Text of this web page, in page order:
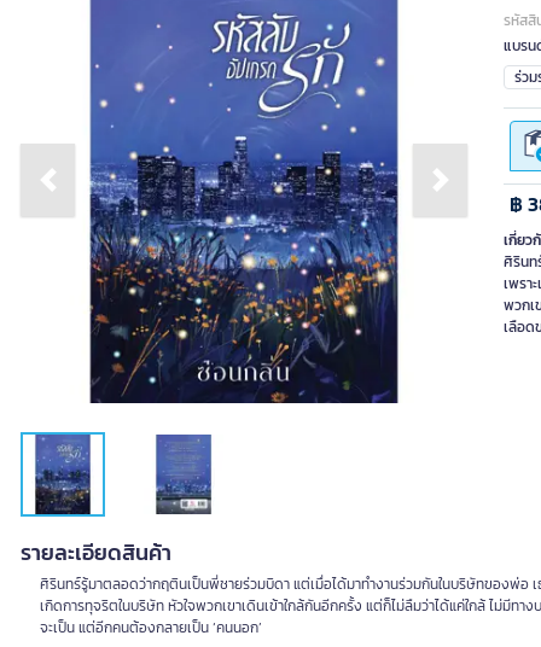
Previous slide Next slide
รหัสสิ
แบรน
ร่ว
฿
เกี่ยว
ศิรินท
เพรา
พวกเ
เลือด
รายละเอียดสินค้า
ศิรินทร์รู้มาตลอดว่ากฤตินเป็นพี่ชายร่วมบิดา แต่เมื่อได้มาทำงานร่วมกันในบริษัทของพ่อ
เกิดการทุจริตในบริษัท หัวใจพวกเขาเดินเข้าใกล้กันอีกครั้ง แต่ก็ไม่ลืมว่าได้แค่ใกล้ ไม่มี
จะเป็น แต่อีกคนต้องกลายเป็น ‘คนนอก’